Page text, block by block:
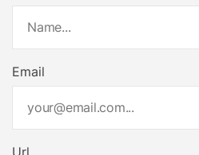
Email
Url